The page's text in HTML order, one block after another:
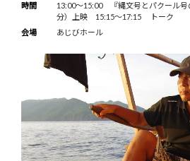
時間
13:00～15:00 『縄文号とパクール号
分）上映 15:15～17:15 トーク
会場
あじびホール